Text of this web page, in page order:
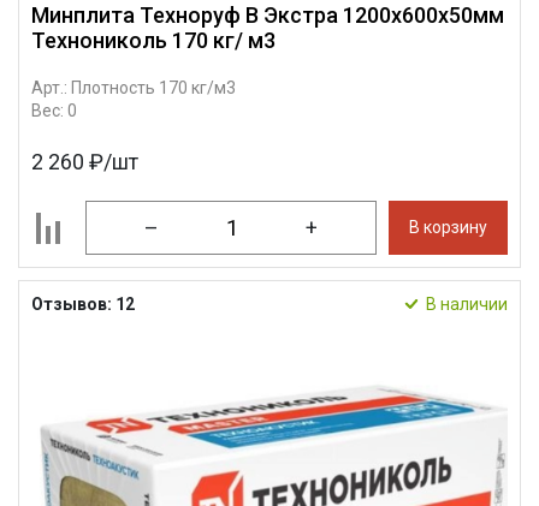
Минплита Техноруф В Экстра 1200х600х50мм
Технониколь 170 кг/ м3
Арт.: Плотность 170 кг/м3
Вес: 0
2 260 ₽/шт
– + В корзину
Отзывов: 12 В наличии